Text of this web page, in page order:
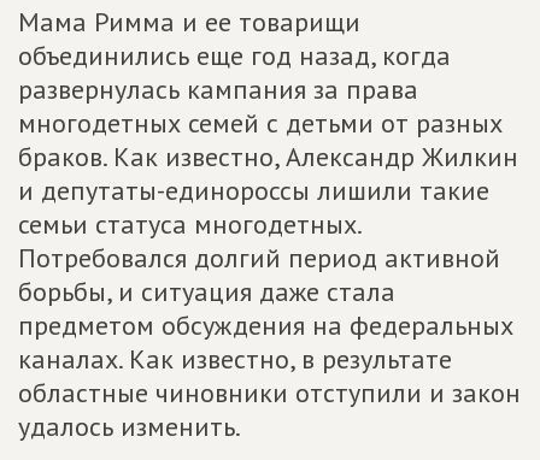
Мама Римма и ее товарищи
объединились еще год назад, когда
развернулась кампания за права
многодетных семей с детьми от разных
браков. Как известно, Александр Жилкин
и депутаты-единороссы лишили такие
семьи статуса многодетных.
Потребовался долгий период активной
борьбы, и ситуация даже стала
предметом обсуждения на федеральных
каналах. Как известно, в результате
областные чиновники отступили и закон
удалось изменить.